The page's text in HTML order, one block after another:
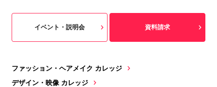
ファッション・ヘアメイク カレッジ
デザイン・映像 カレッジ
イベント・説明会 資料請求